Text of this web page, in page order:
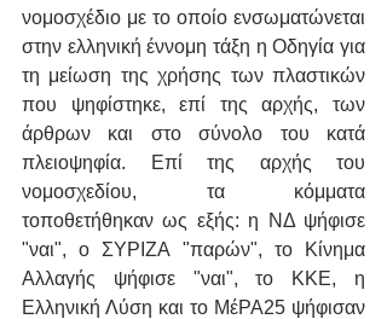
νομοσχέδιο με το οποίο ενσωματώνεται
στην ελληνική έννομη τάξη η Οδηγία για
τη μείωση της χρήσης των πλαστικών
που ψηφίστηκε, επί της αρχής, των
άρθρων και στο σύνολο του κατά
πλειοψηφία. Eπί της αρχής του
νομοσχεδίου, τα κόμματα
τοποθετήθηκαν ως εξής: η ΝΔ ψήφισε
"ναι", ο ΣΥΡΙΖΑ "παρών", το Κίνημα
Αλλαγής ψήφισε "ναι", το ΚΚΕ, η
Ελληνική Λύση και το ΜέΡΑ25 ψήφισαν